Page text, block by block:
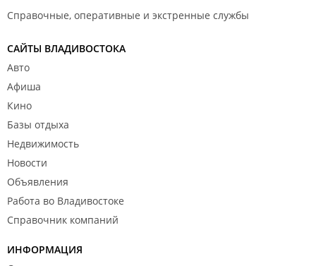
Справочные, оперативные и экстренные службы
САЙТЫ ВЛАДИВОСТОКА
Авто
Афиша
Кино
Базы отдыха
Недвижимость
Новости
Объявления
Работа во Владивостоке
Справочник компаний
ИНФОРМАЦИЯ